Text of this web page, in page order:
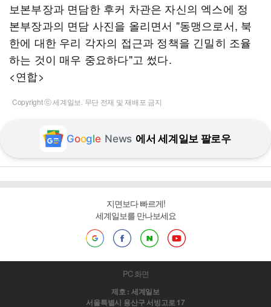
보본부장과 면담한 후커 차관은 자신의 엑스에 정
본부장과의 면담 사진을 올리면서 "동맹으로서, 북
한에 대한 우리 각자의 접근과 정책을 긴밀히 조율
하는 것이 매우 중요하다"고 썼다.
<연합>
Copyright ⓒ 세계일보. 무단 전재 및 재배포 금지
Google News 에서 세계일보 팔로우
지면보다 빠르게!
세계일보를 만나보세요
PC 화면
제호 : 세계일보
서울특별시 용산구 서빙고로 17